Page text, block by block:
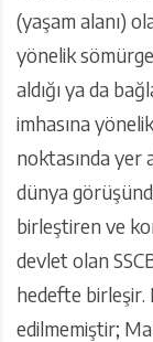
(yaşam alanı)
yönelik
aldığı ya da
imhasına
noktasında yer
dünya
birleştiren ve
devlet olan
hedefte birleşir.
edilmemiştir;